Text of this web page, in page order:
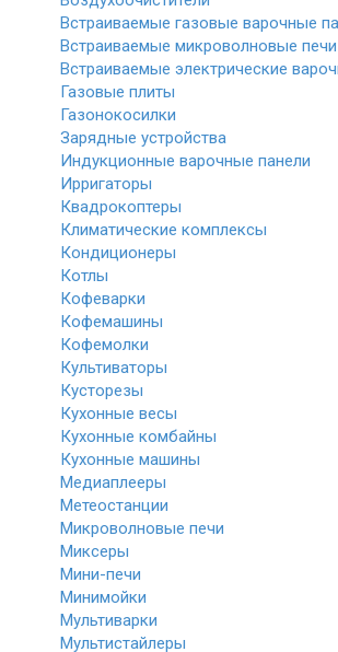
Встраиваемые газовые варочные
Встраиваемые микроволновые печи
Встраиваемые электрические
Газовые плиты
Газонокосилки
Зарядные устройства
Индукционные варочные панели
Ирригаторы
Квадрокоптеры
Климатические комплексы
Кондиционеры
Котлы
Кофеварки
Кофемашины
Кофемолки
Культиваторы
Кусторезы
Кухонные весы
Кухонные комбайны
Кухонные машины
Медиаплееры
Метеостанции
Микроволновые печи
Миксеры
Мини-печи
Минимойки
Мультиварки
Мультистайлеры